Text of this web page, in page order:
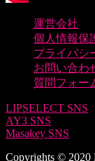
運営会社
個人情報保
プライバシ
お問い合わ
質問フォー
LIPSELECT SNS
AY3 SNS
Masakey SNS
Copyrights © 2020